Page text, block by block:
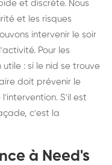
et discrète. Nous
et les risques
intervenir le soir
Pour les
: si le nid se trouve
doit prévenir le
S'il est
c'est la
à Need's